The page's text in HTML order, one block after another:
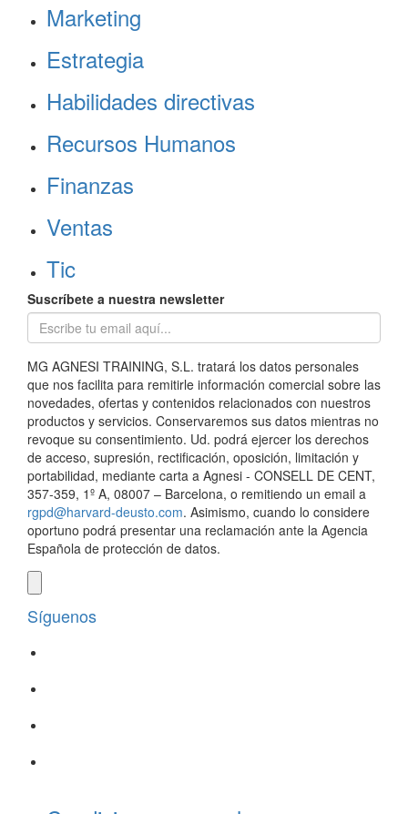
Marketing
Estrategia
Habilidades directivas
Recursos Humanos
Finanzas
Ventas
Tic
Suscríbete a nuestra newsletter
MG AGNESI TRAINING, S.L. tratará los datos personales
que nos facilita para remitirle información comercial sobre las
novedades, ofertas y contenidos relacionados con nuestros
productos y servicios. Conservaremos sus datos mientras no
revoque su consentimiento. Ud. podrá ejercer los derechos
de acceso, supresión, rectificación, oposición, limitación y
portabilidad, mediante carta a Agnesi - CONSELL DE CENT,
357-359, 1º A, 08007 – Barcelona, o remitiendo un email a
rgpd@harvard-deusto.com. Asimismo, cuando lo considere
oportuno podrá presentar una reclamación ante la Agencia
Española de protección de datos.
Síguenos